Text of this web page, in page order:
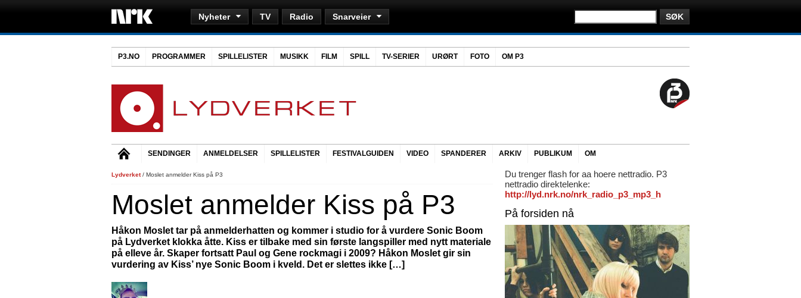
Nyheter TV Radio Snarveier
P3.NO PROGRAMMER SPILLELISTER MUSIKK FILM SPILL TV-SERIER URØRT FOTO OM P3
SENDINGER ANMELDELSER SPILLELISTER FESTIVALGUIDEN VIDEO SPANDERER ARKIV PUBLIKUM OM
Lydverket/ Moslet anmelder Kiss på P3
Moslet anmelder Kiss på P3
Håkon Moslet tar på anmelderhatten og kommer i studio for å vurdere Sonic Boom
på Lydverket klokka åtte. Kiss er tilbake med sin første langspiller med nytt materiale
på elleve år. Skaper fortsatt Paul og Gene rockmagi i 2009? Håkon Moslet gir sin
vurdering av Kiss’ nye Sonic Boom i kveld. Det er slettes ikke […]
Du trenger flash for aa hoere nettradio. P3
nettradio direktelenke:
http://lyd.nrk.no/nrk_radio_p3_mp3_h
På forsiden nå